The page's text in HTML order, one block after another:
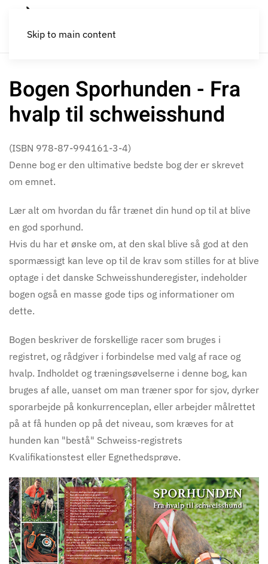
Skip to main content
Bogen Sporhunden - Fra
hvalp til schweisshund
(ISBN 978-87-994161-3-4)
Denne bog er den ultimative bedste bog der er skrevet
om emnet.
Lær alt om hvordan du får trænet din hund op til at blive
en god sporhund.
Hvis du har et ønske om, at den skal blive så god at den
spormæssigt kan leve op til de krav som stilles for at blive
optage i det danske Schweisshunderegister, indeholder
bogen også en masse gode tips og informationer om
dette.
Bogen beskriver de forskellige racer som bruges i
registret, og rådgiver i forbindelse med valg af race og
hvalp. Indholdet og træningsøvelserne i denne bog, kan
bruges af alle, uanset om man træner spor for sjov, dyrker
sporarbejde på konkurrenceplan, eller arbejder målrettet
på at få hunden op på det niveau, som kræves for at
hunden kan "bestå" Schweiss-registrets
Kvalifikationstest eller Egnethedsprøve.